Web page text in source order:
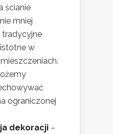
ścianie
mniej
tradycyjne
w
ograniczonej
dekoracji –